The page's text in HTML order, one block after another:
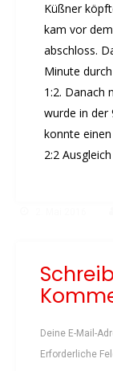
Küßner
kam vor
abschloss.
Minute
1:2. Danach
wurde in der
konnte
2:2
Deine E-Mail-
Erforderliche